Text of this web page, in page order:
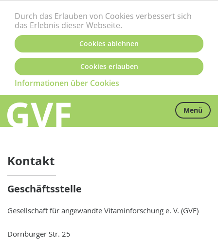
Durch das Erlauben von Cookies verbessert sich
das Erlebnis dieser Webseite.
Cookies ablehnen
Informationen über Cookies
Cookies erlauben
Menü
Kontakt
Geschäftsstelle
Gesellschaft für angewandte Vitaminforschung e. V. (GVF)
Dornburger Str. 25